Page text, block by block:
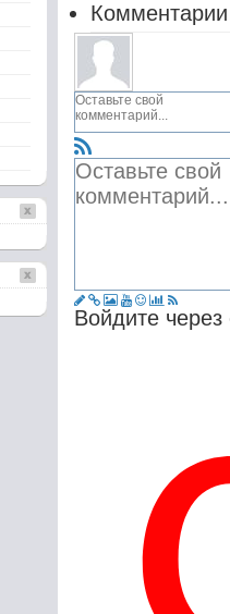
Войдите